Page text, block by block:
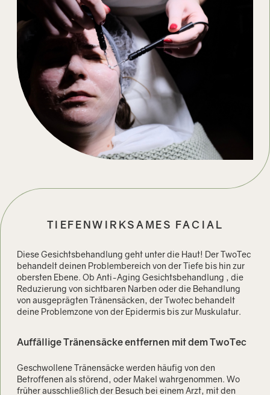
TIEFENWIRKSAMES FACIAL
Diese Gesichtsbehandlung geht unter die Haut! Der TwoTec
behandelt deinen Problembereich von der Tiefe bis hin zur
obersten Ebene. Ob Anti-Aging Gesichtsbehandlung , die
Reduzierung von sichtbaren Narben oder die Behandlung
von ausgeprägten Tränensäcken, der Twotec behandelt
deine Problemzone von der Epidermis bis zur Muskulatur.
Auffällige Tränensäcke entfernen mit dem TwoTec
Geschwollene Tränensäcke werden häufig von den
Betroffenen als störend, oder Makel wahrgenommen. Wo
früher ausschließlich der Besuch bei einem Arzt, mit den